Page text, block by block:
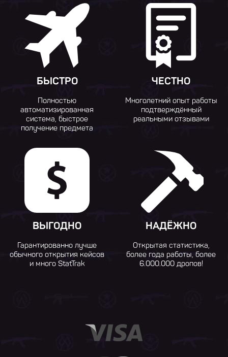
БЫСТРО
Полностью
автоматизированная
система, быстрое
получение предмета
ЧЕСТНО
Многолетний опыт работы
подтверждённый
реальными отзывами
ВЫГОДНО
Гарантированно лучше
обычного открытия кейсов
и много StatTrak
НАДЁЖНО
Открытая статистика,
более года работы, более
6.000.000 дропов!